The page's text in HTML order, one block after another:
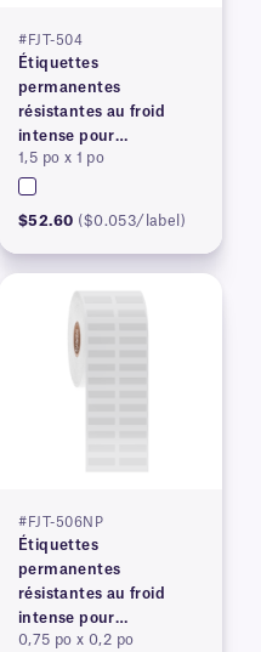
#FJT-504
Étiquettes
permanentes
résistantes au froid
intense pour
imprimantes à transfert
thermique
1,5 po x 1 po
$52.60 ($0.053/label)
#FJT-506NP
Étiquettes
permanentes
résistantes au froid
intense pour
imprimantes à transfert
0,75 po x 0,2 po